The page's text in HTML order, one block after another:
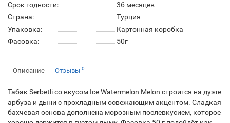
Срок годности:
36 месяцев
Страна:
Турция
Упаковка:
Картонная коробка
Фасовка:
50г
Описание Отзывы 0
Табак Serbetli со вкусом Ice Watermelon Melon строится на дуэте
арбуза и дыни с прохладным освежающим акцентом. Сладкая
бахчевая основа дополнена морозным послевкусием, которое